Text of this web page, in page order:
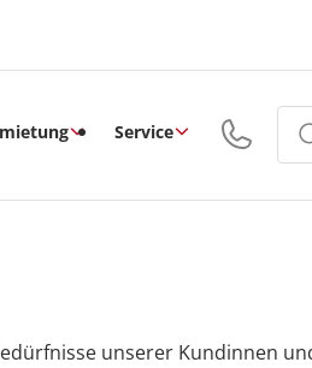
Service
unserer Kundinnen